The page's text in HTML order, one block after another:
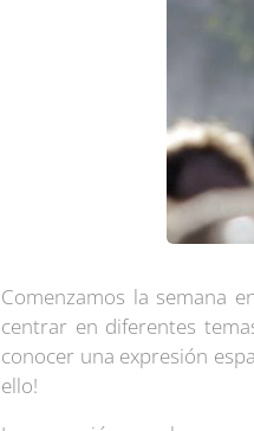
Comenzamos la semana
centrar en diferentes
conocer una expresión
ello!